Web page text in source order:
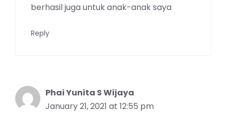
berhasil juga untuk anak-anak saya
Reply
Phai Yunita S Wijaya
January 21, 2021 at 12:55 pm